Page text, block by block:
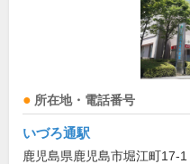
所在地・電話番号
いづろ通駅
鹿児島県鹿児島市堀江町17-1